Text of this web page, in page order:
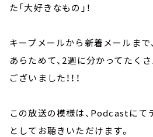
た「大好きなもの」！
キープメールから新着メールまで
あらためて、2週に分かってたく
ございました！！！
この放送の模様は、Podcastにて
としてお聴きいただけます。